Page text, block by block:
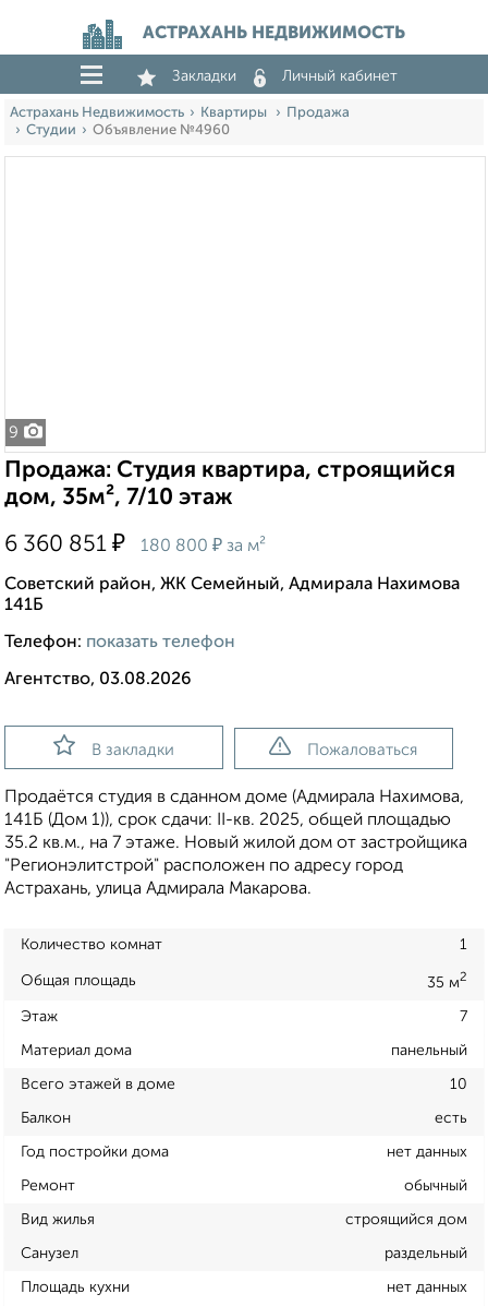
АСТРАХАНЬ НЕДВИЖИМОСТЬ
Закладки Личный кабинет
Астрахань Недвижимость Квартиры
Продажа
Студии
Объявление №4960
9
Продажа: Студия квартира, строящийся
дом, 35м², 7/10 этаж
6 360 851 ₽ 180 800 ₽ за м²
Советский район, ЖК Семейный, Адмирала Нахимова
141Б
Телефон: показать телефон
Агентство, 03.08.2026
В закладки Пожаловаться
Продаётся студия в сданном доме (Адмирала Нахимова,
141Б (Дом 1)), срок сдачи: II-кв. 2025, общей площадью
35.2 кв.м., на 7 этаже. Новый жилой дом от застройщика
"Регионэлитстрой" расположен по адресу город
Астрахань, улица Адмирала Макарова.
Количество комнат 1
Общая площадь 35 м2
Этаж 7
Материал дома панельный
Всего этажей в доме 10
Балкон есть
Год постройки дома нет данных
Ремонт обычный
Вид жилья строящийся дом
Санузел раздельный
Площадь кухни нет данных